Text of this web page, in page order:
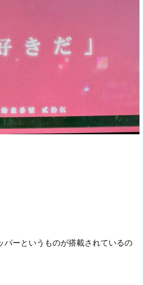
パーというものが搭載されているの